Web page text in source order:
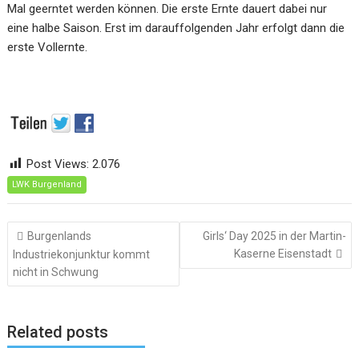
Mal geerntet werden können. Die erste Ernte dauert dabei nur
eine halbe Saison. Erst im darauffolgenden Jahr erfolgt dann die
erste Vollernte.
Post Views: 2.076
LWK Burgenland
Beitragsnavigation
Burgenlands
Industriekonjunktur kommt
nicht in Schwung
Girls‘ Day 2025 in der Martin-
Kaserne Eisenstadt
Related posts